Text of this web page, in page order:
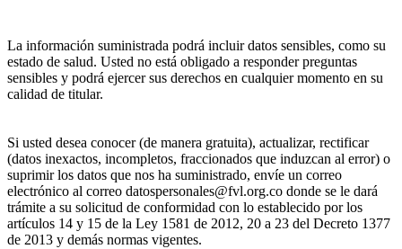
La información suministrada podrá incluir datos sensibles, como su
estado de salud. Usted no está obligado a responder preguntas
sensibles y podrá ejercer sus derechos en cualquier momento en su
calidad de titular.
Si usted desea conocer (de manera gratuita), actualizar, rectificar
(datos inexactos, incompletos, fraccionados que induzcan al error) o
suprimir los datos que nos ha suministrado, envíe un correo
electrónico al correo datospersonales@fvl.org.co donde se le dará
trámite a su solicitud de conformidad con lo establecido por los
artículos 14 y 15 de la Ley 1581 de 2012, 20 a 23 del Decreto 1377
de 2013 y demás normas vigentes.